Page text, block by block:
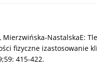
Mierzwińska-NastalskaE:
fizyczne izastosowanie
415-422.